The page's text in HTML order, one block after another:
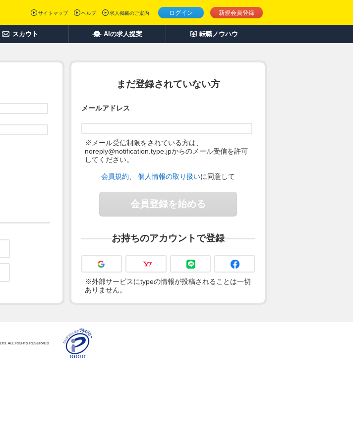
ログイン 新規会員登録
サイトマップ ヘルプ 求人掲載のご案内
スカウト AIの求人提案 転職ノウハウ
まだ登録されていない方
メールアドレス
※メール受信制限をされている方は、
noreply@notification.type.jpからのメール受信を許可
してください。
会員規約 個人情報の取り扱いに同意して
会員登録を始める
お持ちのアカウントで登録
※外部サービスにtypeの情報が投稿されることは一切
ありません。
ALL RIGHTS RESERVED